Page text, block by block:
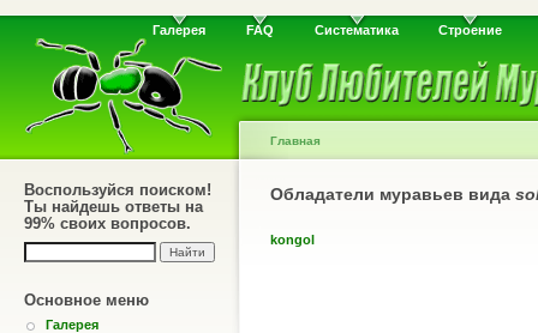
Галерея FAQ Систематика Строение
Воспользуйся поиском!
Ты найдешь ответы на
99% своих вопросов.
Основное меню
Галерея
Главная
Обладатели муравьев вида
kongol